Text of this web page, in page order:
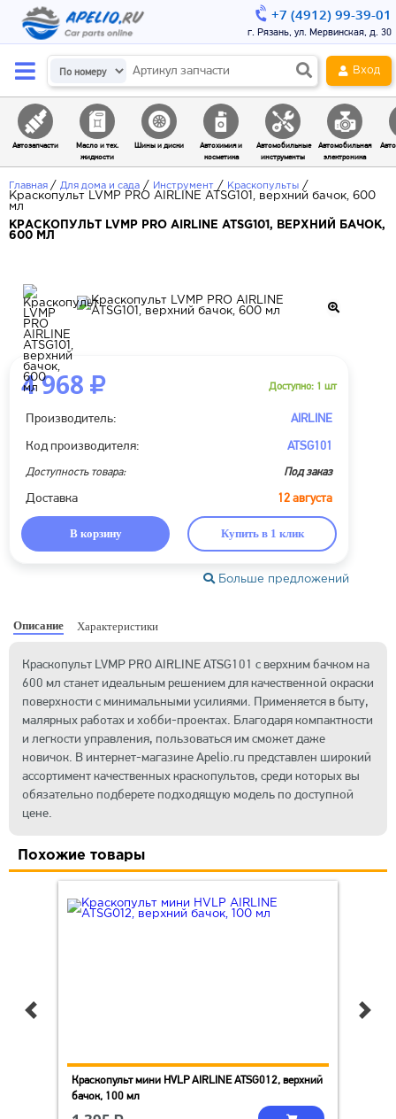
Вход
Автозапчасти
Масло и тех.
жидкости
Шины и диски
Автохимия и
косметика
Автомобильные
инструменты
Автомобильная
электроника
Главная / Для дома и сада / Инструмент / Краскопульты /
Краскопульт LVMP PRO AIRLINE ATSG101, верхний бачок, 600
мл
КРАСКОПУЛЬТ LVMP PRO AIRLINE ATSG101, ВЕРХНИЙ БАЧОК,
600 МЛ
4 968 Доступно: 1 шт
Производитель: AIRLINE
Код производителя: ATSG101
Доступность товара: Под заказ
Доставка 12 августа
В корзину Купить в 1 клик
Больше предложений
Описание Характеристики
Краскопульт LVMP PRO AIRLINE ATSG101 с верхним бачком на
600 мл станет идеальным решением для качественной окраски
поверхности с минимальными усилиями. Применяется в быту,
малярных работах и хобби-проектах. Благодаря компактности
и легкости управления, пользоваться им сможет даже
новичок. В интернет-магазине Apelio.ru представлен широкий
ассортимент качественных краскопультов, среди которых вы
обязательно подберете подходящую модель по доступной
цене.
Похожие товары
Краскопульт мини HVLP AIRLINE ATSG012, верхний
бачок, 100 мл
+7 (4912) 99-39-01
г. Рязань, ул. Мервинская, д. 30